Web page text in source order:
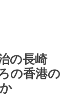
の長崎
の香港の